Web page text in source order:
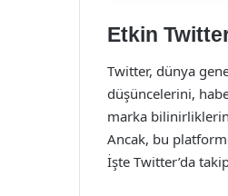
Etkin
Twitter, dünya
düşüncelerini,
marka
Ancak, bu
İşte Twitter’da